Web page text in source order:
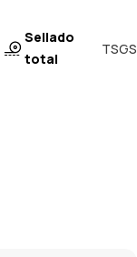
Sellado
total
TSGS